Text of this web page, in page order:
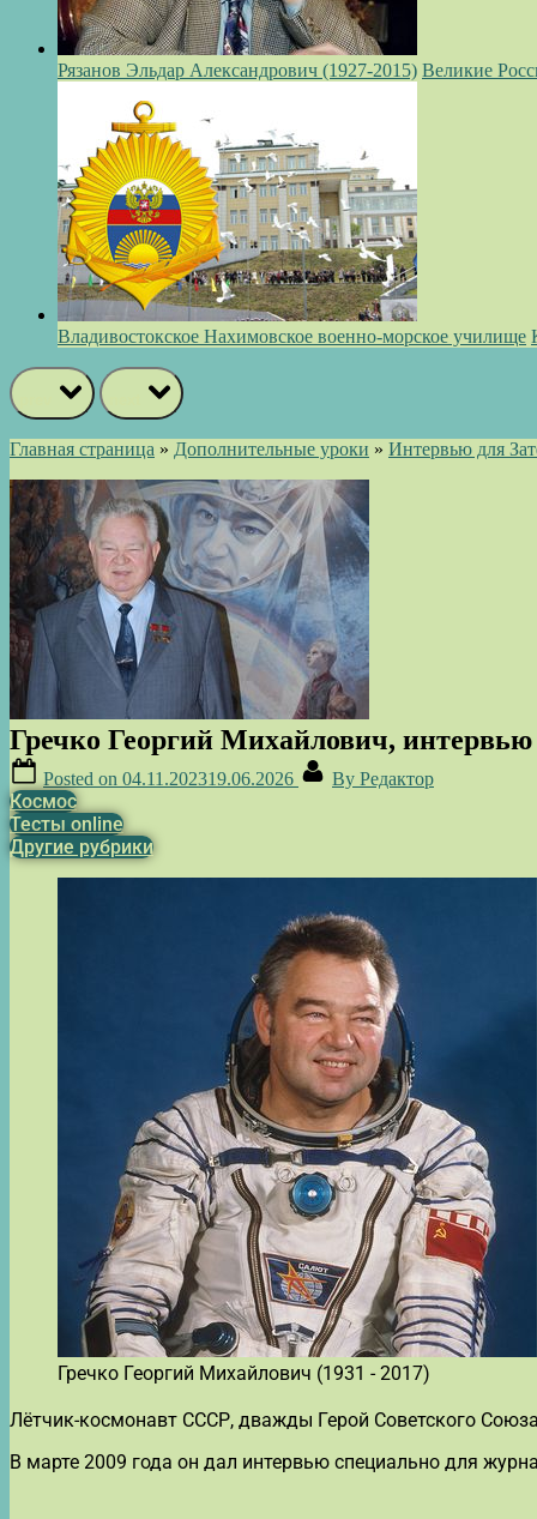
Рязанов Эльдар Александрович (1927-2015) Великие
Владивостокское Нахимовское военно-морское училище
Главная страница » Дополнительные уроки » Интервью для
Гречко Георгий Михайлович, интервью
Posted on 04.11.202319.06.2026 By Редактор
Космос
Тесты online
Другие рубрики
Гречко Георгий Михайлович (1931 - 2017)
Лётчик-космонавт СССР, дважды Герой Советского
В марте 2009 года он дал интервью специально для